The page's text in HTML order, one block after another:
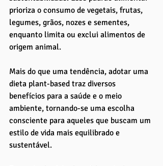
prioriza o consumo de vegetais, frutas,
legumes, grãos, nozes e sementes,
enquanto limita ou exclui alimentos de
origem animal.
Mais do que uma tendência, adotar uma
dieta plant-based traz diversos
benefícios para a saúde e o meio
ambiente, tornando-se uma escolha
consciente para aqueles que buscam um
estilo de vida mais equilibrado e
sustentável.